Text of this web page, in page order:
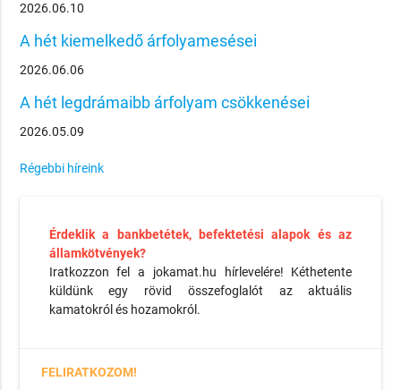
2026.06.10
A hét kiemelkedő árfolyamesései
2026.06.06
A hét legdrámaibb árfolyam csökkenései
2026.05.09
Régebbi híreink
Érdeklik a bankbetétek, befektetési alapok és az
államkötvények?
Iratkozzon fel a jokamat.hu hírlevelére! Kéthetente
küldünk egy rövid összefoglalót az aktuális
kamatokról és hozamokról.
FELIRATKOZOM!